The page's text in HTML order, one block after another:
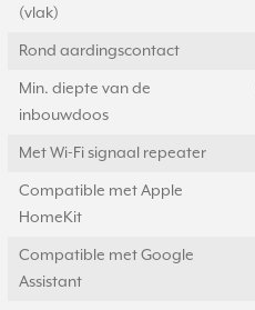
(vlak)
Rond aardingscontact
Min. diepte van de
inbouwdoos
Met Wi-Fi signaal repeater
Compatible met Apple
HomeKit
Compatible met Google
Assistant